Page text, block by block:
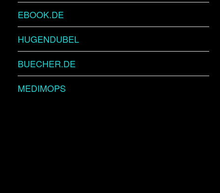
EBOOK.DE
HUGENDUBEL
BUECHER.DE
MEDIMOPS